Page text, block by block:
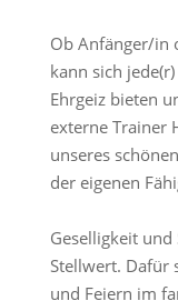
Ob Anfänger/in
kann sich
Ehrgeiz bieten
externe Trainer
unseres
der eigenen
Geselligkeit
Stellwert. Dafür
und Feiern im